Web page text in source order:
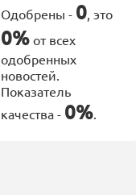
Одобрены - 0, это
0% от всех
одобренных
новостей.
Показатель
качества - 0%.